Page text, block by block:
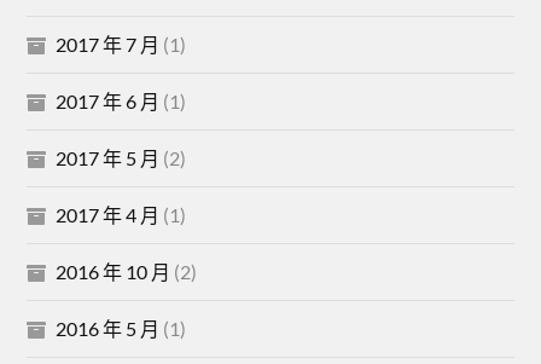
2017 年 7 月 (1)
2017 年 6 月 (1)
2017 年 5 月 (2)
2017 年 4 月 (1)
2016 年 10 月 (2)
2016 年 5 月 (1)